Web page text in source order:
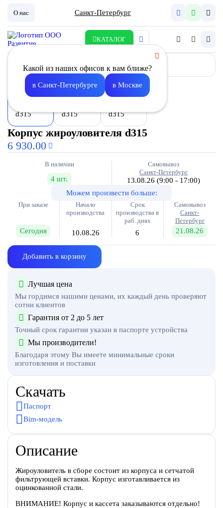
О нас Санкт-Петербург
КАТАЛОГ
Какой из наших офисов к вам ближе?
в Санкт-Петербурге в Москве
Корпус жироуловителя d315
6 930.00
В наличии
4 шт.
Самовывоз
Санкт-Петербург
13.08.26(9:00 - 17:00)
Можем произвести больше:
При заказе
Сегодня
Начало
производства
10.08.26
Срок
производства в
раб. днях
6
Самовывоз
Санкт-
Петербург
21.08.26
Добавить в корзину
Лучшая цена
Мы гордимся нашими ценами, их каждый день проверяют
сотни клиентов
Гарантия от 2 до 5 лет
Точный срок гарантии указан в паспорте устройства
Мы производители!
Благодаря этому Вы имеете минимальные сроки
изготовления и поставки
Скачать
Паспорт
Bim-модель
Описание
Жироуловитель в сборе состоит из корпуса и сетчатой
фильтрующей вставки. Корпус изготавливается из
оцинкованной стали.
ВНИМАНИЕ! Корпус и кассета заказываются отдельно!